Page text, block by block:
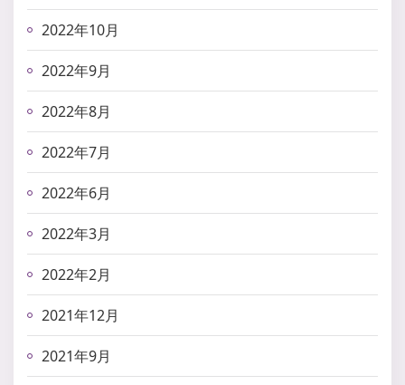
2022年10月
2022年9月
2022年8月
2022年7月
2022年6月
2022年3月
2022年2月
2021年12月
2021年9月